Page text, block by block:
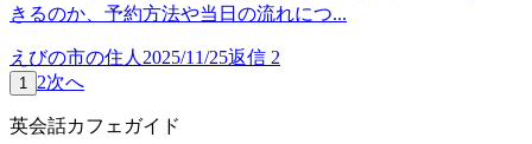
きるのか、予約方法や当日の流れにつ...
えびの市の住人 2025/11/25返信 2
1 2次へ
英会話カフェガイド